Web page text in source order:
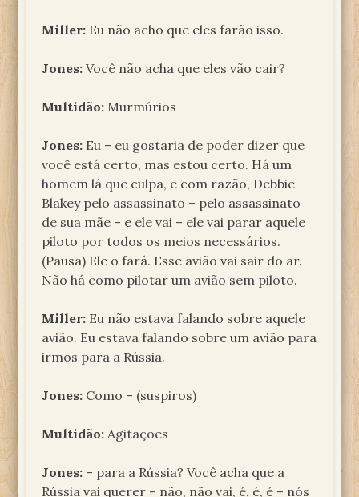
Miller: Eu não acho que eles farão isso.
Jones: Você não acha que eles vão cair?
Multidão: Murmúrios
Jones: Eu – eu gostaria de poder dizer que
você está certo, mas estou certo. Há um
homem lá que culpa, e com razão, Debbie
Blakey pelo assassinato – pelo assassinato
de sua mãe – e ele vai – ele vai parar aquele
piloto por todos os meios necessários.
(Pausa) Ele o fará. Esse avião vai sair do ar.
Não há como pilotar um avião sem piloto.
Miller: Eu não estava falando sobre aquele
avião. Eu estava falando sobre um avião para
irmos para a Rússia.
Jones: Como – (suspiros)
Multidão: Agitações
Jones: – para a Rússia? Você acha que a
Rússia vai querer – não, não vai, é, é, é – nós